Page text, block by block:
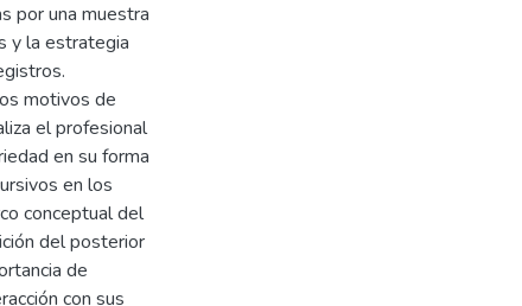
por una muestra
y la estrategia
motivos de
el profesional
en su forma
en los
conceptual del
del posterior
de
con sus